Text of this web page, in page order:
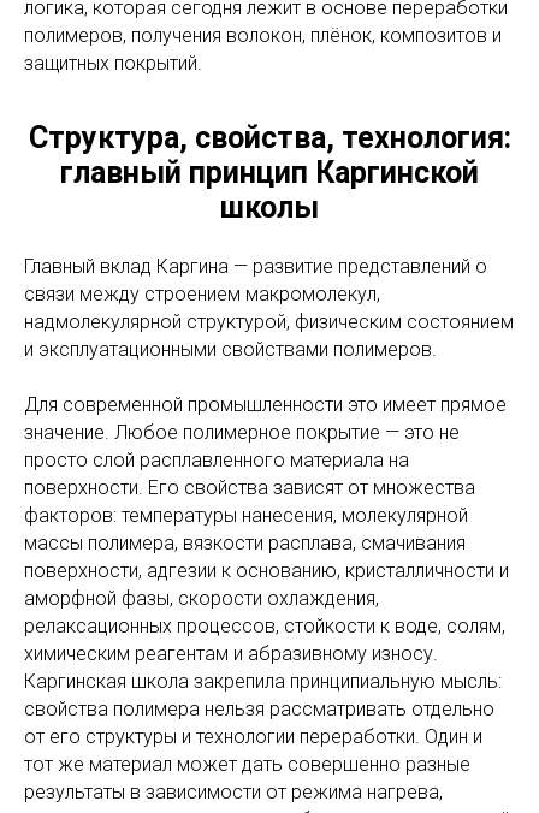
логика, которая сегодня лежит в основе переработки
полимеров, получения волокон, плёнок, композитов и
защитных покрытий.
Структура, свойства, технология:
главный принцип Каргинской
школы
Главный вклад Каргина — развитие представлений о
связи между строением макромолекул,
надмолекулярной структурой, физическим состоянием
и эксплуатационными свойствами полимеров.
Для современной промышленности это имеет прямое
значение. Любое полимерное покрытие — это не
просто слой расплавленного материала на
поверхности. Его свойства зависят от множества
факторов: температуры нанесения, молекулярной
массы полимера, вязкости расплава, смачивания
поверхности, адгезии к основанию, кристалличности и
аморфной фазы, скорости охлаждения,
релаксационных процессов, стойкости к воде, солям,
химическим реагентам и абразивному износу.
Каргинская школа закрепила принципиальную мысль:
свойства полимера нельзя рассматривать отдельно
от его структуры и технологии переработки. Один и
тот же материал может дать совершенно разные
результаты в зависимости от режима нагрева,